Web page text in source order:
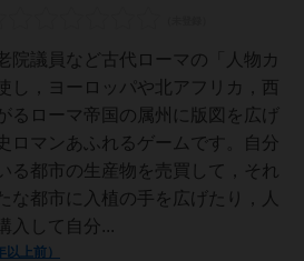
院議員など古代ローマの「人物カ
し，ヨーロッパや北アフリカ，西
るローマ帝国の属州に版図を広げ
ロマンあふれるゲームです。自分
る都市の生産物を売買して，それ
な都市に入植の手を広げたり，人
入して自分...
上前）